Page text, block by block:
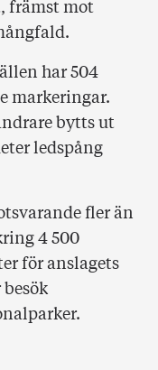
främst mot
har 504
markeringar.
bytts ut
ledspång
fler än
4 500
för anslagets